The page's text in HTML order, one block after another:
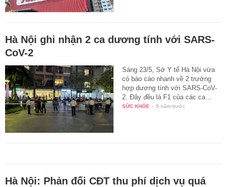
Hà Nội ghi nhận 2 ca dương tính với SARS-
CoV-2
Sáng 23/5, Sở Y tế Hà Nội vừa
có báo cáo nhanh về 2 trường
hợp dương tính với SARS-CoV-
2. Đây đều là F1 của các ca…
SỨC KHỎE - 5 năm trước
Hà Nội: Phản đối CĐT thu phí dịch vụ quá